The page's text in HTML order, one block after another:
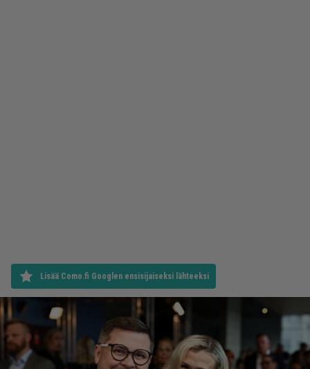
Lisää Como.fi Googlen ensisijaiseksi lähteeksi